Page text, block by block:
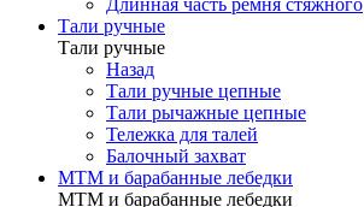
Длинная часть ремня стяжного
Тали ручные
Тали ручные
Назад
Тали ручные цепные
Тали рычажные цепные
Тележка для талей
Балочный захват
МТМ и барабанные лебедки
МТМ и барабанные лебедки